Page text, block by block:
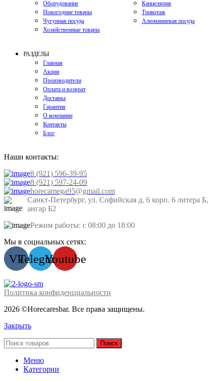
Оборудование
Новогодние товары
Чугунная посуда
Хозяйственные товары
Канцелярия
Трикотаж
Алюминиевая посуда
РАЗДЕЛЫ
Главная
Акции
Производители
Оплата и возврат
Доставка
Гарантия
О компании
Контакты
Блог
Наши контакты:
8 (921) 596-39-95
8 (921) 597-24-09
horecamega95@gmail.com
Санкт-Петербург, ул. Софийская д. 6 корп. 6 литера Б,
ангар Б2
Режим работы: с 08:00 до 18:00
Мы в социальных сетях:
VkTelegramYoutube
2026 ©Horecaresbar. Все права защищены.
Политика конфиденциальности
Закрыть
Поиск
Меню
Категории